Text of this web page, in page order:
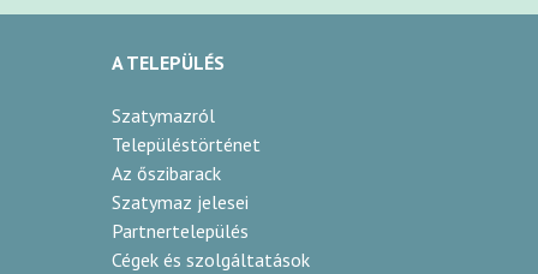
A TELEPÜLÉS
Szatymazról
Településtörténet
Az őszibarack
Szatymaz jelesei
Partnertelepülés
Cégek és szolgáltatások